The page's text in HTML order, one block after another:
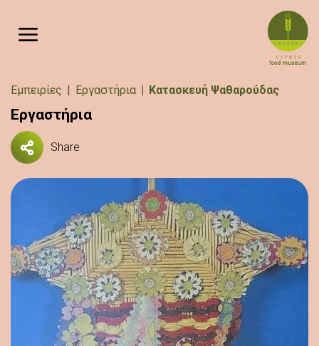
Breadcrumb
Εμπειρίες Εργαστήρια Κατασκευή Ψαθαρούδας
Εργαστήρια
Share